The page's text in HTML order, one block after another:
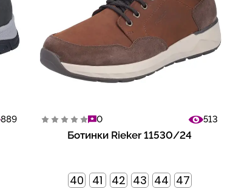
889 0 513
Ботинки Rieker 11530/24
40 41 42 43 44 47